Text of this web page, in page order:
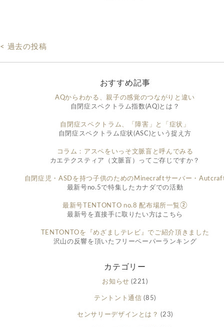
< 過去の投稿
おすすめ記事
AQからわかる、親子の感覚のつながりと違い
自閉症スペクトラム指数(AQ)とは？
自閉症スペクトラム、「障害」と「症状」
自閉症スペクトラム症状(ASC)という捉え方
コラム：アスペをいっそ文脈盲と呼んでみる
カエテクスティア（文脈盲）ってご存じですか？
自閉症児・ASDを持つ子供のためのMinecraftサーバー・
最新号no.5で特集したカナダでの活動
最新号TENTONTO no.8 配布場所一覧②
最新号を直接手に取りたい方はこちら
TENTONTOを『めざましテレビ』でご紹介頂きました
沢山の反響を頂いたフリーペーパーランキング
カテゴリー
お知らせ (221)
テントント通信 (85)
センサリーデザインとは？ (23)